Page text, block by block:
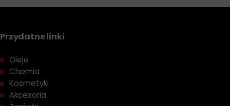
Przydatne linki
Oleje
Chemia
Kosmetyki
Akcesoria